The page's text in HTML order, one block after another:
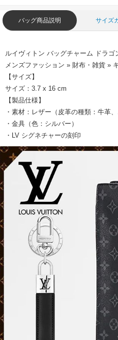
バッグ商品説明 サイズ
ルイヴィトン バッグチャーム ドラ
メンズファッション » 財布・雑貨 »
【サイズ】
サイズ：3.7 x 16 cm
【製品仕様】
・素材：レザー（皮革の種類：牛革
・金具（色：シルバー）
・LV シグネチャーの刻印